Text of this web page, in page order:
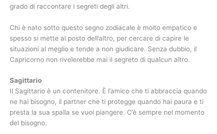
grado di raccontare i segreti degli altri.
Chi è nato sotto questo segno zodiacale è molto empatico e
spesso si mette al posto dell’altro, per cercare di capire le
situazioni al meglio e tende a non giudicare. Senza dubbio, il
Capricorno non rivelerebbe mai il segreto di qualcun altro.
Sagittario
Il Sagittario è un contenitore. È l’amico che ti abbraccia quando
ne hai bisogno, il partner che ti protegge quando hai paura e ti
presta la sua spalla se vuoi piangere. C’è sempre nel momento
del bisogno.